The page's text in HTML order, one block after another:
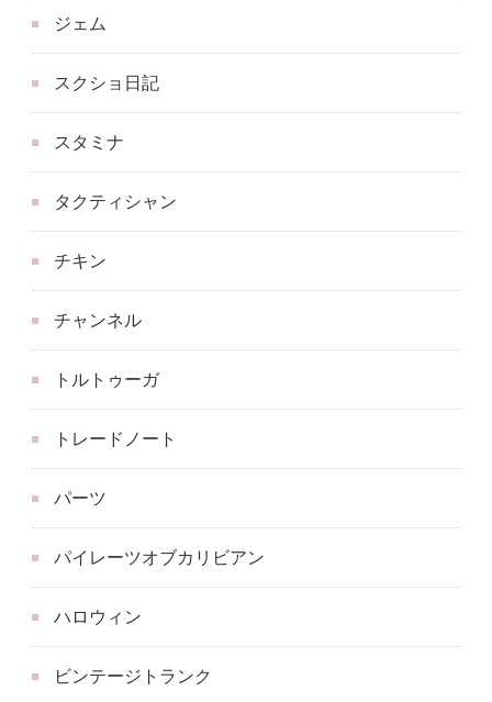
ジェム
スクショ日記
スタミナ
タクティシャン
チキン
チャンネル
トルトゥーガ
トレードノート
パーツ
パイレーツオブカリビアン
ハロウィン
ビンテージトランク